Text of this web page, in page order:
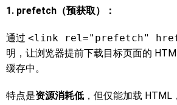
1. prefetch（预获取）：
通过 <link rel="prefetch"
明，让浏览器提前下载目标页面的
缓存中。
特点是资源消耗低 ，但仅能加载